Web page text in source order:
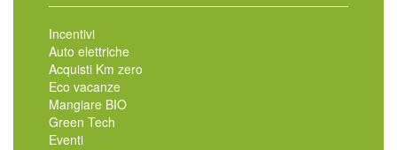
Incentivi
Auto elettriche
Acquisti Km zero
Eco vacanze
Mangiare BIO
Green Tech
Eventi